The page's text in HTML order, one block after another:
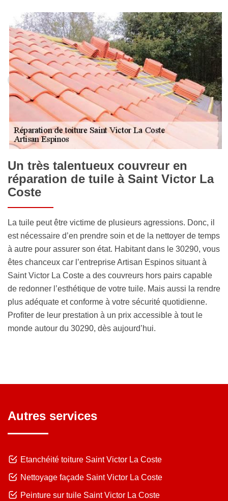
Un très talentueux couvreur en
réparation de tuile à Saint Victor La
Coste
La tuile peut être victime de plusieurs agressions. Donc, il
est nécessaire d’en prendre soin et de la nettoyer de temps
à autre pour assurer son état. Habitant dans le 30290, vous
êtes chanceux car l’entreprise Artisan Espinos situant à
Saint Victor La Coste a des couvreurs hors pairs capable
de redonner l’esthétique de votre tuile. Mais aussi la rendre
plus adéquate et conforme à votre sécurité quotidienne.
Profiter de leur prestation à un prix accessible à tout le
monde autour du 30290, dès aujourd’hui.
Autres services
Etanchéité toiture Saint Victor La Coste
Nettoyage façade Saint Victor La Coste
Peinture sur tuile Saint Victor La Coste